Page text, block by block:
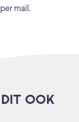
mail.
OOK